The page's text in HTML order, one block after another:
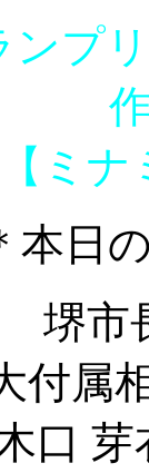
プ
【ミ
本日
堺市
付属
口 芽